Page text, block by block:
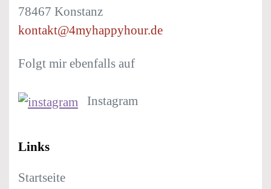
78467 Konstanz
kontakt@4myhappyhour.de
Folgt mir ebenfalls auf
Instagram
Links
Startseite